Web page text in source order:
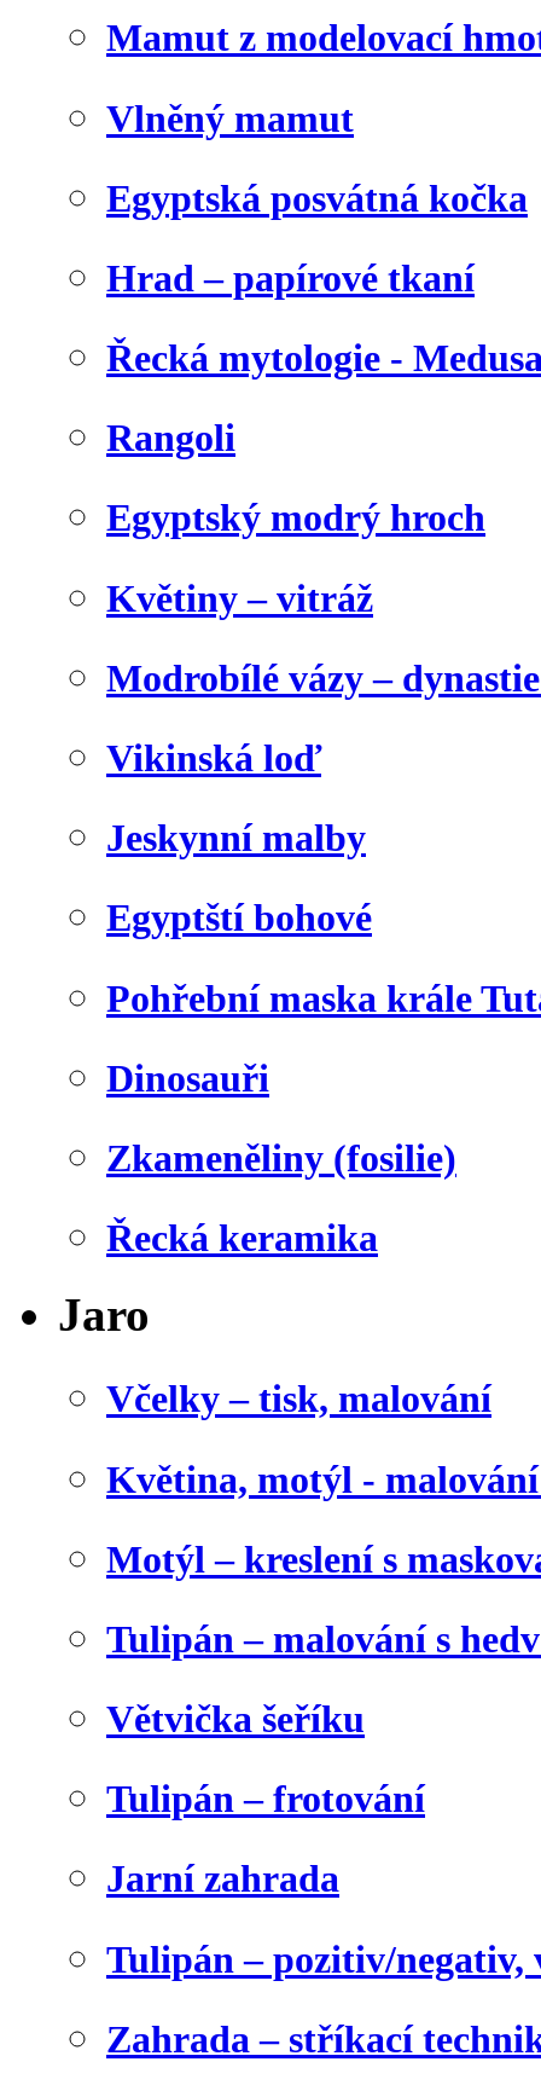
Mamut z modelovací
Vlněný mamut
Egyptská posvátná kočka
Hrad – papírové tkaní
Řecká mytologie -
Rangoli
Egyptský modrý hroch
Květiny – vitráž
Modrobílé vázy –
Vikinská loď
Jeskynní malby
Egyptští bohové
Pohřební maska krále
Dinosauři
Zkameněliny (fosilie)
Řecká keramika
Jaro
Včelky – tisk, malování
Květina, motýl -
Motýl – kreslení s
Tulipán – malování s
Větvička šeříku
Tulipán – frotování
Jarní zahrada
Tulipán – pozitiv/negativ,
Zahrada – stříkací